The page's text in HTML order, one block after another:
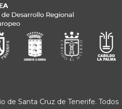
de Santa Cruz de Tenerife. Todos